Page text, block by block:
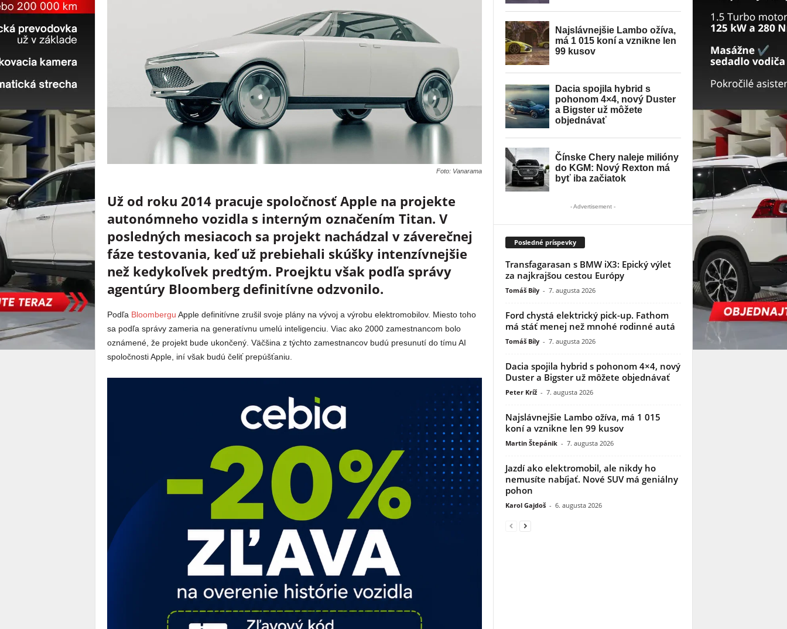
Foto: Vanarama
Už od roku 2014 pracuje spoločnosť Apple na projekte
autonómneho vozidla s interným označením Titan. V
posledných mesiacoch sa projekt nachádzal v záverečnej
fáze testovania, keď už prebiehali skúšky intenzívnejšie
než kedykoľvek predtým. Proejktu však podľa správy
agentúry Bloomberg definitívne odzvonilo.
Podľa Bloombergu Apple definitívne zrušil svoje plány na vývoj a výrobu elektromobilov. Miesto toho
sa podľa správy zameria na generatívnu umelú inteligenciu. Viac ako 2000 zamestnancom bolo
oznámené, že projekt bude ukončený. Väčšina z týchto zamestnancov budú presunutí do tímu AI
spoločnosti Apple, iní však budú čeliť prepúšťaniu.
- Advertisement -
Posledné príspevky
Transfagarasan s BMW iX3: Epický výlet
za najkrajšou cestou Európy
Tomáš Bíly - 7. augusta 2026
Ford chystá elektrický pick-up. Fathom
má stáť menej než mnohé rodinné autá
Tomáš Bíly - 7. augusta 2026
Dacia spojila hybrid s pohonom 4×4, nový
Duster a Bigster už môžete objednávať
Peter Kríž - 7. augusta 2026
Najslávnejšie Lambo ožíva, má 1 015
koní a vznikne len 99 kusov
Martin Štepánik - 7. augusta 2026
Jazdí ako elektromobil, ale nikdy ho
nemusíte nabíjať. Nové SUV má geniálny
pohon
Karol Gajdoš - 6. augusta 2026